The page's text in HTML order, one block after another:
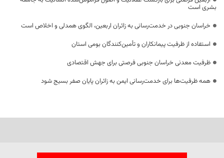
بشری است
خراسان جنوبی در خدمت‌رسانی به زائران اربعین، الگوی همدلی و اخلاص است
استفاده از ظرفیت پیمانکاران و تأمین‌کنندگان بومی استان
ظرفیت معدنی خراسان جنوبی فرصتی برای جهش اقتصادی
همه ظرفیت‌ها برای خدمت‌رسانی ایمن به زائران پایان صفر بسیج شود